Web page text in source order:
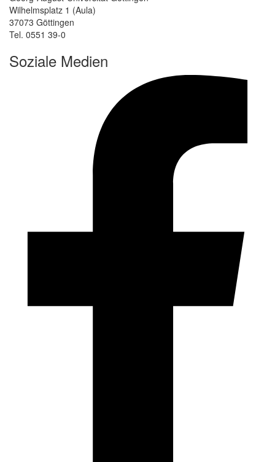
Wilhelmsplatz 1 (Aula)
37073 Göttingen
Tel. 0551 39-0
Soziale Medien